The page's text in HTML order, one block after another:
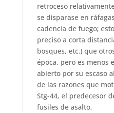
retroceso
se disparase en
cadencia de fuego;
preciso a corta
bosques, etc.) que
época, pero es menos
abierto por su escaso
de las razones que
Stg-44, el predecesor
fusiles de asalto.